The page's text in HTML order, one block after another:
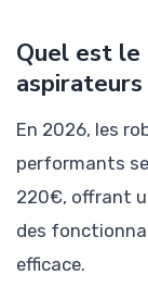
Quel est le
En 2026, les
performants
220€, offrant
des
efficace.